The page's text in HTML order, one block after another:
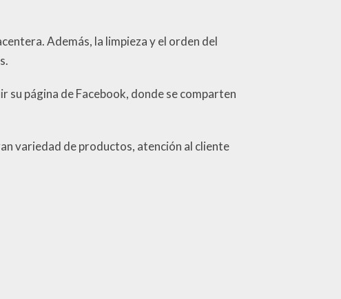
Además, la limpieza y el orden del
página de Facebook, donde se comparten
variedad de productos, atención al cliente